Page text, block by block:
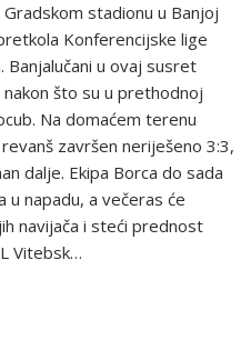
stadionu u Banjoj
Konferencijske lige
u ovaj susret
što su u prethodnoj
Na domaćem terenu
završen neriješeno 3:3,
dalje. Ekipa Borca do sada
u napadu, a večeras će
navijača i steći prednost
Vitebsk…